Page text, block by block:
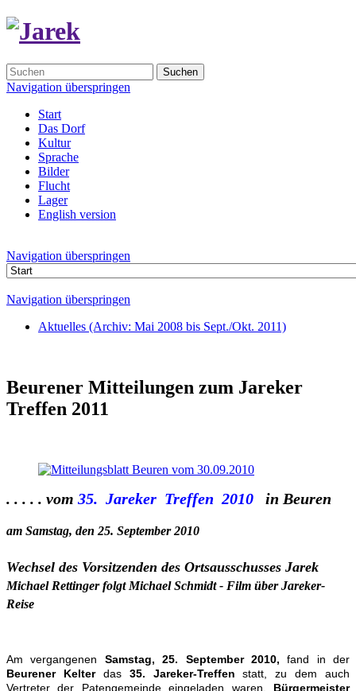
Suchen
Navigation überspringen
Start
Das Dorf
Kultur
Sprache
Bilder
Flucht
Lager
English version
Navigation überspringen
Navigation überspringen
Aktuelles (Archiv: Mai 2008 bis Sept./Okt. 2011)
Beurener Mitteilungen zum Jareker
Treffen 2011
. . . . . vom 35. Jareker Treffen 2010 in Beuren
am Samstag, den 25. September 2010
Wechsel des Vorsitzenden des Ortsausschusses Jarek
Michael Rettinger folgt Michael Schmidt - Film über Jareker-
Reise
Am vergangenen Samstag, 25. September 2010, fand in der
Beurener Kelterdas 35. Jareker-Treffen statt, zu dem auch
Vertreter der Patengemeinde eingeladen waren. Bürgermeister